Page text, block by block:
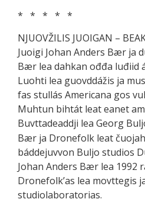
* * * * *
NJUOVŽILIS JUOIGAN –
Juoigi Johan Anders Bær ja
Bær lea dahkan ođđa luđiid
Luohti lea guovddážis ja
fas stullás Americana gos
Muhtun bihtát leat eanet
Buvttadeaddji lea Georg
Bær ja Dronefolk leat
báddejuvvon Buljo studios
Johan Anders Bær lea 1992
Dronefolk’as lea movttegis
studiolaboratorias.